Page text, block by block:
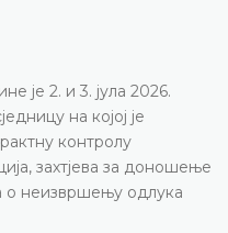
је 2. и 3. јула 2026.
на којој је
контролу
захтјева за доношење
о неизвршењу одлука